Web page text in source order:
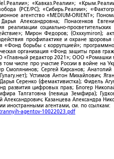
«Кавказ.Реалии»;
(PCE/PC); «Сибирь.Реалии»;
агентство «MEDIUM-ORIENT»;
Александровна; Понасенков
реализации социально-
Мирон Федоров; (Oxxxymiron);
профилактике и охране
«Фонд борьбы с коррупцией»;
организация «Фонд защиты прав
редактор 2021»; ООО «Ромашки
числе про участие России в войне
Смолянинов; Сергей Кирсанов;
Устимов Антон Михайлович;
Серенко (фемактивистка); Фидель
цифровых прав; Блогер
Талгатовна (певица Земфира);
Александрович; Казанцева Александра
иностранными агентами, см. по ссылкам:
agentov-10022023.pdf